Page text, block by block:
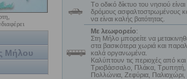
Μήλου
Tο οδικό δίκτυο του νησιού
δρόμους ασφαλτοστρωμένους
να είναι καλής βατότητας.
Με λεωφορείο:
Στη Μήλο μπορείτε να
στα βασικότερα χωριά και
καλά οργανωμένα.
Καλύπτουν τις περιοχές από
Τριοβάσσαλο, Πλάκα,
Πολλώνια, Ζεφύρια, Παλιοχώρι,